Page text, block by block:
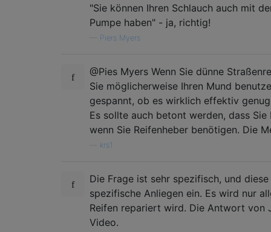
"Sie können Ihren Schlauch auch mit
Pumpe haben" - ja, richtig!
Piers Myers
@Pies Myers Wenn Sie dünne
Sie möglicherweise Ihren Mund
gespannt, ob es wirklich effektiv
Es sollte auch betont werden, dass
wenn Sie Reifenheber benötigen. Die
krs1
Die Frage ist sehr spezifisch, und
spezifische Anliegen ein. Es wird nur
Reifen repariert wird. Die Antwort von
Video.